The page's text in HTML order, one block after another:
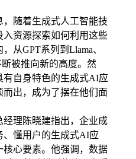
，随着生成式人工智能技
资源探索如何利用这些
从GPT系列到Llama、
被推向新的高度。然
有自身特色的生成式AI应
出，成为了摆在他们面
理陈晓建指出，企业成
、懂用户的生成式AI应
心要素。他强调，数据